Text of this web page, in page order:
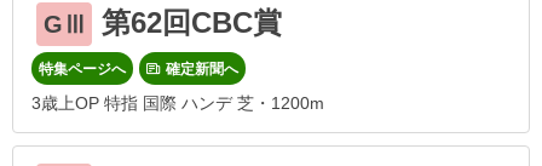
GⅢ 第62回CBC賞
特集ページへ 確定新聞へ
3歳上OP 特指 国際 ハンデ 芝・1200m